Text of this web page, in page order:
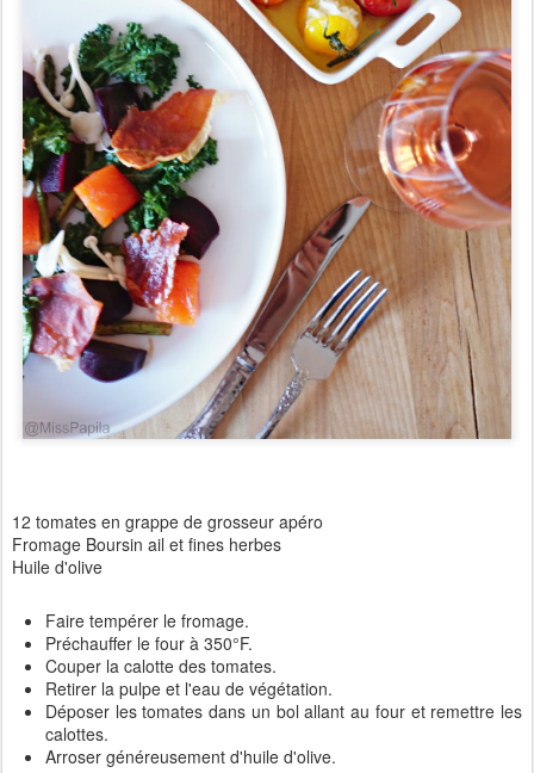
12 tomates en grappe de grosseur apéro
Fromage Boursin ail et fines herbes
Huile d'olive
Faire tempérer le fromage.
Préchauffer le four à 350°F.
Couper la calotte des tomates.
Retirer la pulpe et l'eau de végétation.
Déposer les tomates dans un bol allant au four et remettre les
calottes.
Arroser généreusement d'huile d'olive.